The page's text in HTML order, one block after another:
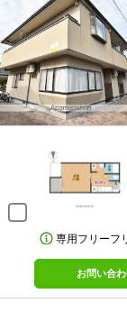
専用フリーフ
お問い合